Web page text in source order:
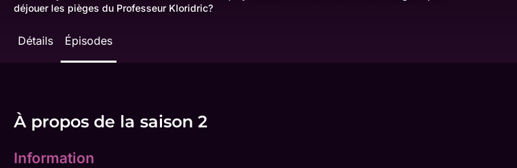
déjouer les pièges du Professeur Kloridric?
Détails Épisodes
À propos de la saison 2
Information